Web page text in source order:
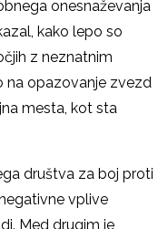
onesnaževanja
kako lepo so
z neznatnim
na opazovanje zvezd
mesta, kot sta
društva za boj proti
vplive
Med drugim je